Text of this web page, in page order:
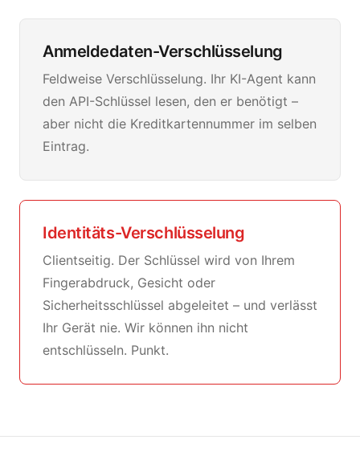
Anmeldedaten-Verschlüsselung
Feldweise Verschlüsselung. Ihr KI-Agent kann
den API-Schlüssel lesen, den er benötigt –
aber nicht die Kreditkartennummer im selben
Eintrag.
Identitäts-Verschlüsselung
Clientseitig. Der Schlüssel wird von Ihrem
Fingerabdruck, Gesicht oder
Sicherheitsschlüssel abgeleitet – und verlässt
Ihr Gerät nie. Wir können ihn nicht
entschlüsseln. Punkt.